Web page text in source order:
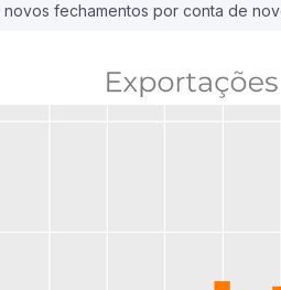
fechamentos por conta de